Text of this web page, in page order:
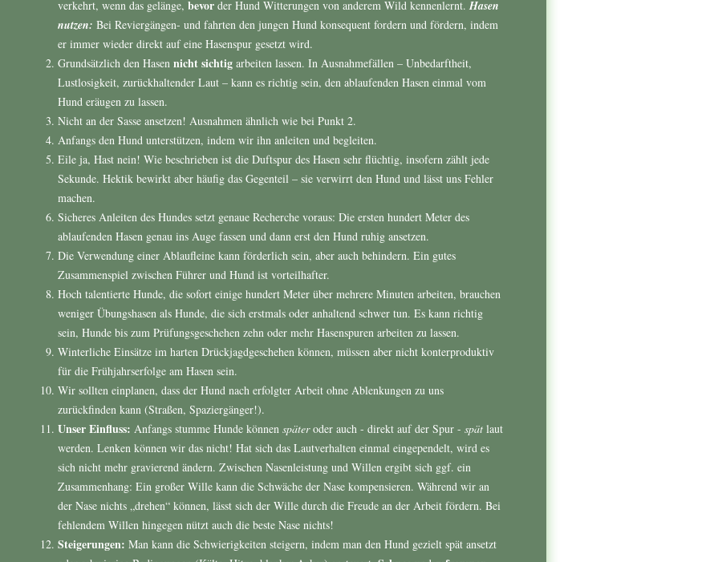
verkehrt, wenn das gelänge, bevor der Hund Witterungen von anderem Wild kennenlernt. Hasen
nutzen: Bei Reviergängen- und fahrten den jungen Hund konsequent fordern und fördern, indem
er immer wieder direkt auf eine Hasenspur gesetzt wird.
Grundsätzlich den Hasen nicht sichtig arbeiten lassen. In Ausnahmefällen – Unbedarftheit,
Lustlosigkeit, zurückhaltender Laut – kann es richtig sein, den ablaufenden Hasen einmal vom
Hund eräugen zu lassen.
Nicht an der Sasse ansetzen! Ausnahmen ähnlich wie bei Punkt 2.
Anfangs den Hund unterstützen, indem wir ihn anleiten und begleiten.
Eile ja, Hast nein! Wie beschrieben ist die Duftspur des Hasen sehr flüchtig, insofern zählt jede
Sekunde. Hektik bewirkt aber häufig das Gegenteil – sie verwirrt den Hund und lässt uns Fehler
machen.
Sicheres Anleiten des Hundes setzt genaue Recherche voraus: Die ersten hundert Meter des
ablaufenden Hasen genau ins Auge fassen und dann erst den Hund ruhig ansetzen.
Die Verwendung einer Ablaufleine kann förderlich sein, aber auch behindern. Ein gutes
Zusammenspiel zwischen Führer und Hund ist vorteilhafter.
Hoch talentierte Hunde, die sofort einige hundert Meter über mehrere Minuten arbeiten, brauchen
weniger Übungshasen als Hunde, die sich erstmals oder anhaltend schwer tun. Es kann richtig
sein, Hunde bis zum Prüfungsgeschehen zehn oder mehr Hasenspuren arbeiten zu lassen.
Winterliche Einsätze im harten Drückjagdgeschehen können, müssen aber nicht konterproduktiv
für die Frühjahrserfolge am Hasen sein.
Wir sollten einplanen, dass der Hund nach erfolgter Arbeit ohne Ablenkungen zu uns
zurückfinden kann (Straßen, Spaziergänger!).
Unser Einfluss: Anfangs stumme Hunde können späteroder auch - direkt auf der Spur - spät laut
werden. Lenken können wir das nicht! Hat sich das Lautverhalten einmal eingependelt, wird es
sich nicht mehr gravierend ändern. Zwischen Nasenleistung und Willen ergibt sich ggf. ein
Zusammenhang: Ein großer Wille kann die Schwäche der Nase kompensieren. Während wir an
der Nase nichts „drehen“ können, lässt sich der Wille durch die Freude an der Arbeit fördern. Bei
fehlendem Willen hingegen nützt auch die beste Nase nichts!
Steigerungen: Man kann die Schwierigkeiten steigern, indem man den Hund gezielt spät ansetzt